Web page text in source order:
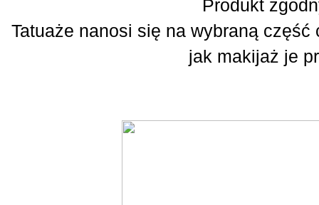
Produkt
Tatuaże nanosi się na wybraną
jak makijaż je